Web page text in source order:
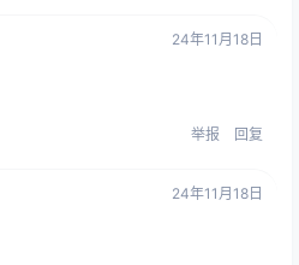
24年11月18日
举报 回复
24年11月18日